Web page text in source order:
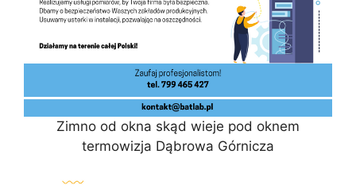
Zimno od okna skąd wieje pod oknem
termowizja Dąbrowa Górnicza